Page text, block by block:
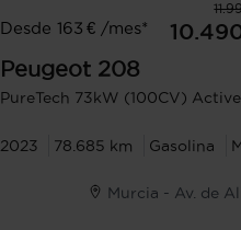
Desde 163 € /mes*
Peugeot 208
PureTech 73kW (100CV)
2023 78.685 km Gasolina
Murcia - Av. de